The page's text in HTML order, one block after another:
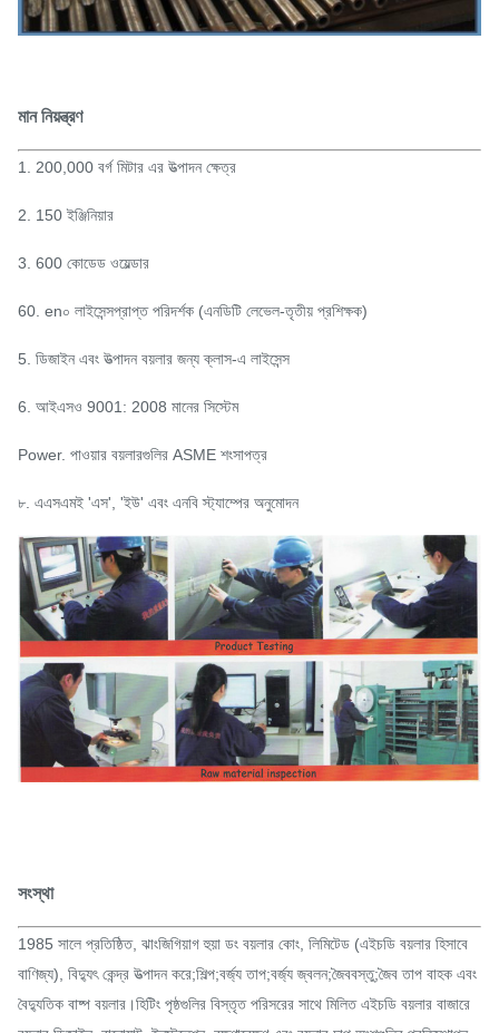
মান নিয়ন্ত্রণ
1. 200,000 বর্গ মিটার এর উত্পাদন ক্ষেত্র
2. 150 ইঞ্জিনিয়ার
3. 600 কোডেড ওয়েল্ডার
60. en০ লাইসেন্সপ্রাপ্ত পরিদর্শক (এনডিটি লেভেল-তৃতীয় প্রশিক্ষক)
5. ডিজাইন এবং উত্পাদন বয়লার জন্য ক্লাস-এ লাইসেন্স
6. আইএসও 9001: 2008 মানের সিস্টেম
Power. পাওয়ার বয়লারগুলির ASME শংসাপত্র
৮. এএসএমই 'এস', 'ইউ' এবং এনবি স্ট্যাম্পের অনুমোদন
সংস্থা
1985 সালে প্রতিষ্ঠিত, ঝাংজিগিয়াগ হুয়া ডং বয়লার কোং, লিমিটেড (এইচডি বয়লার হিসাবে
বাণিজ্য), বিদ্যুৎ কেন্দ্র উত্পাদন করে;শিল্প;বর্জ্য তাপ;বর্জ্য জ্বলন;জৈববস্তু;জৈব তাপ বাহক এবং
বৈদ্যুতিক বাষ্প বয়লার।হিটিং পৃষ্ঠগুলির বিস্তৃত পরিসরের সাথে মিলিত এইচডি বয়লার বাজারে